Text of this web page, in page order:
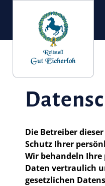
Die Betreiber
Schutz Ihrer
Wir behandeln Ihre
Daten vertraulich
gesetzlichen